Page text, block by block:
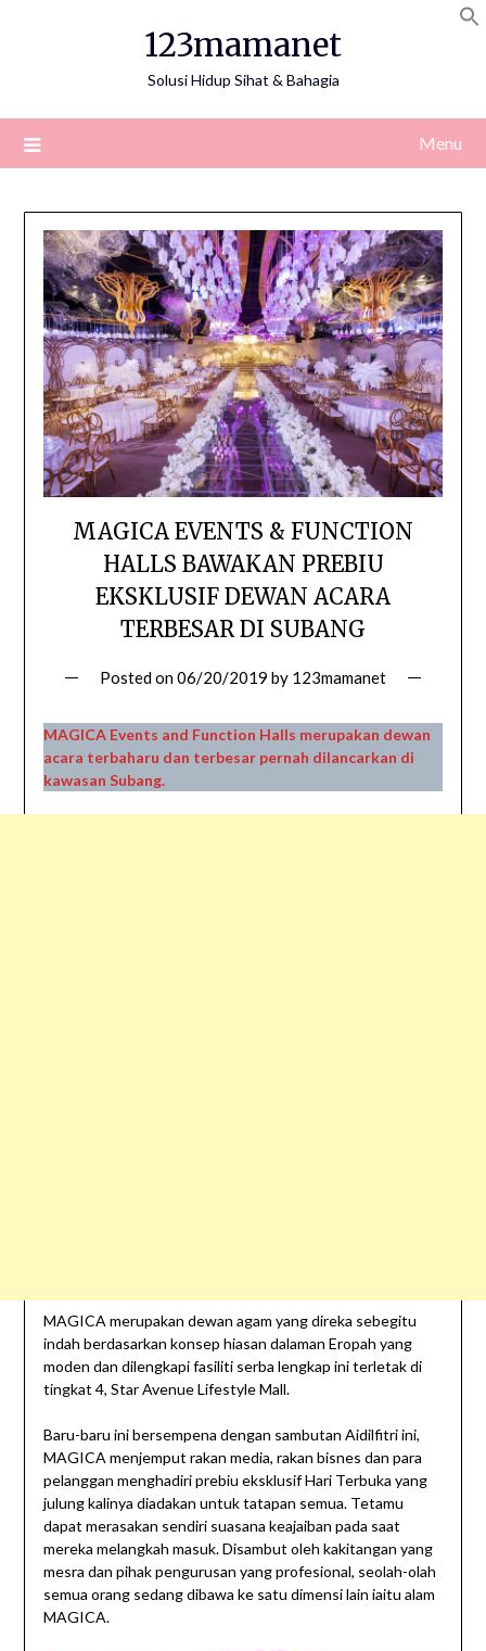
123mamanet
Solusi Hidup Sihat & Bahagia
Menu
MAGICA EVENTS & FUNCTION
HALLS BAWAKAN PREBIU
EKSKLUSIF DEWAN ACARA
TERBESAR DI SUBANG
Posted on06/20/2019 by 123mamanet
MAGICA Events and Function Halls merupakan dewan
acara terbaharu dan terbesar pernah dilancarkan di
kawasan Subang.
MAGICA merupakan dewan agam yang direka sebegitu
indah berdasarkan konsep hiasan dalaman Eropah yang
moden dan dilengkapi fasiliti serba lengkap ini terletak di
tingkat 4, Star Avenue Lifestyle Mall.
Baru-baru ini bersempena dengan sambutan Aidilfitri ini,
MAGICA menjemput rakan media, rakan bisnes dan para
pelanggan menghadiri prebiu eksklusif Hari Terbuka yang
julung kalinya diadakan untuk tatapan semua. Tetamu
dapat merasakan sendiri suasana keajaiban pada saat
mereka melangkah masuk. Disambut oleh kakitangan yang
mesra dan pihak pengurusan yang profesional, seolah-olah
semua orang sedang dibawa ke satu dimensi lain iaitu alam
MAGICA.